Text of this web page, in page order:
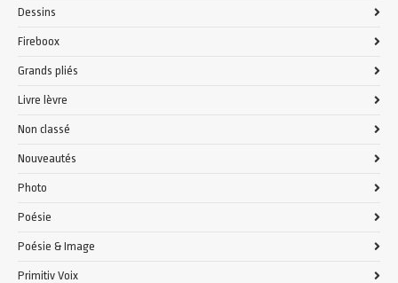
Dessins
Fireboox
Grands pliés
Livre lèvre
Non classé
Nouveautés
Photo
Poésie
Poésie & Image
Primitiv Voix